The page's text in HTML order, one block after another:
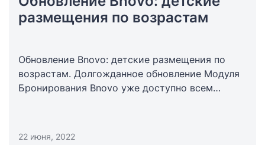
размещения по возрастам
Обновление Bnovo: детские размещения по
возрастам. Долгожданное обновление Модуля
Бронирования Bnovo уже доступно всем
ВОЗРАСТА.
22 июня, 2022